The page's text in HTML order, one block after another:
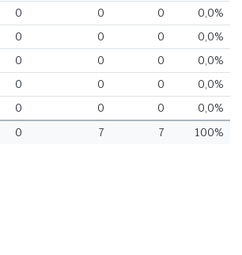
0 0 0
0,0%
0 0 0
0,0%
0 0 0
0,0%
0 0 0
0,0%
0 0 0
0,0%
0 7 7 100%